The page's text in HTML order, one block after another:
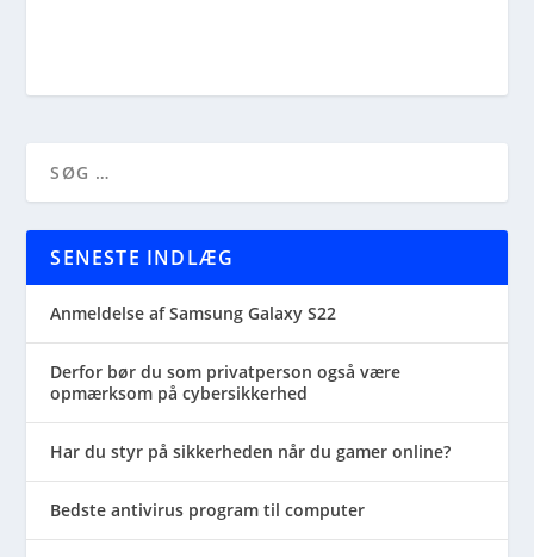
SENESTE INDLÆG
Anmeldelse af Samsung Galaxy S22
Derfor bør du som privatperson også være
opmærksom på cybersikkerhed
Har du styr på sikkerheden når du gamer online?
Bedste antivirus program til computer